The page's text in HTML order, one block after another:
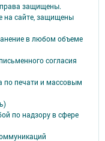
защищены.
сайте, защищены
в любом объеме
согласия
по печати и массовым
по надзору в сфере